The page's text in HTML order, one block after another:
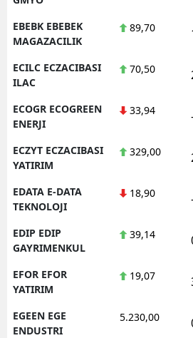
EBEBK EBEBEK
MAGAZACILIK
89,70
ECILC ECZACIBASI
ILAC
70,50
ECOGR ECOGREEN
ENERJI
33,94
ECZYT ECZACIBASI
YATIRIM
329,00
EDATA E-DATA
TEKNOLOJI
18,90
EDIP EDIP
GAYRIMENKUL
39,14
EFOR EFOR
YATIRIM
19,07
EGEEN EGE
ENDUSTRI
5.230,00